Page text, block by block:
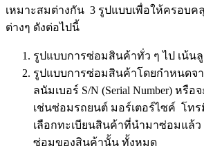
เหมาะสมต่างกัน 3 รูปแบบเพื่อให้ครอบ
ต่างๆ ดังต่อไปนี้
รูปแบบการซ่อมสินค้าทั่ว ๆ ไป เน้น
รูปแบบการซ่อมสินค้าโดยกำหนดจา
ลนัมเบอร์ S/N (Serial Number) หรือ
เช่นซ่อมรถยนต์ มอร์เตอร์ไซค์ โท
เลือกทะเบียนสินค้าที่นำมาซ่อมแล้ว
ซ่อมของสินค้านั้น ทั้งหมด